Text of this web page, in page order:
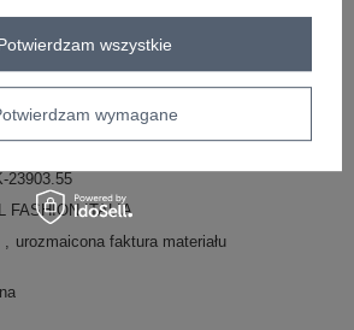
23903.55
FASHION ITALIA
urozmaicona faktura materiału
wymagane
wszystkie